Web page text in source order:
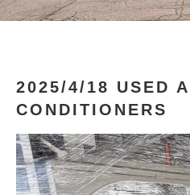
2025/4/18 USED
CONDITIONERS